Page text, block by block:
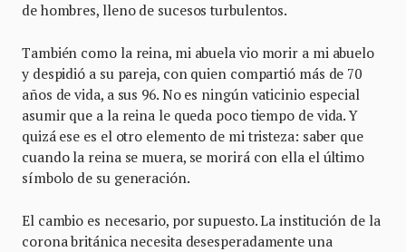
de hombres, lleno de sucesos turbulentos.
También como la reina, mi abuela vio morir a mi abuelo
y despidió a su pareja, con quien compartió más de 70
años de vida, a sus 96. No es ningún vaticinio especial
asumir que a la reina le queda poco tiempo de vida. Y
quizá ese es el otro elemento de mi tristeza: saber que
cuando la reina se muera, se morirá con ella el último
símbolo de su generación.
El cambio es necesario, por supuesto. La institución de la
corona británica necesita desesperadamente una